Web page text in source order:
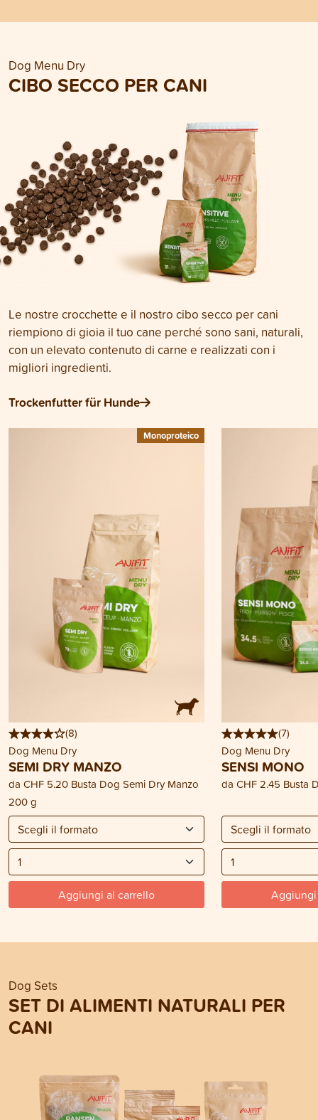
Dog Menu Dry
CIBO SECCO PER CANI
Le nostre crocchette e il nostro cibo secco per cani
riempiono di gioia il tuo cane perché sono sani, naturali,
con un elevato contenuto di carne e realizzati con i
migliori ingredienti.
Trockenfutter für Hunde
Monoproteico
(8)
Dog Menu Dry
SEMI DRY MANZO
da CHF 5.20 Busta Dog Semi Dry Manzo
200 g
Aggiungi al carrello
(7)
Dog Menu Dry
SENSI MONO
da CHF 2.45 Busta
Dog Sets
SET DI ALIMENTI NATURALI PER
CANI